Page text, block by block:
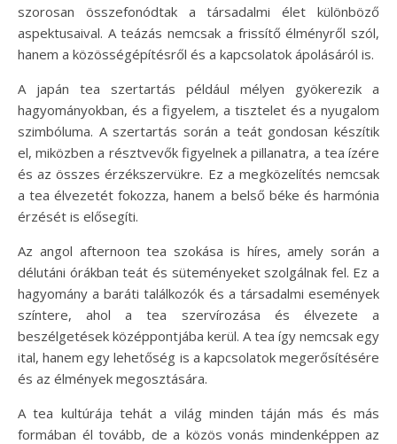
szorosan összefonódtak a társadalmi élet különböző
aspektusaival. A teázás nemcsak a frissítő élményről szól,
hanem a közösségépítésről és a kapcsolatok ápolásáról is.
A japán tea szertartás például mélyen gyökerezik a
hagyományokban, és a figyelem, a tisztelet és a nyugalom
szimbóluma. A szertartás során a teát gondosan készítik
el, miközben a résztvevők figyelnek a pillanatra, a tea ízére
és az összes érzékszervükre. Ez a megközelítés nemcsak
a tea élvezetét fokozza, hanem a belső béke és harmónia
érzését is elősegíti.
Az angol afternoon tea szokása is híres, amely során a
délutáni órákban teát és süteményeket szolgálnak fel. Ez a
hagyomány a baráti találkozók és a társadalmi események
színtere, ahol a tea szervírozása és élvezete a
beszélgetések középpontjába kerül. A tea így nemcsak egy
ital, hanem egy lehetőség is a kapcsolatok megerősítésére
és az élmények megosztására.
A tea kultúrája tehát a világ minden táján más és más
formában él tovább, de a közös vonás mindenképpen az